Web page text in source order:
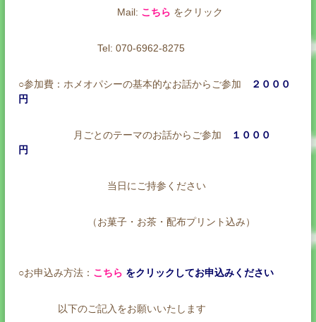
Mail: こちら をクリック
Tel: 070-6962-8275
○参加費： ホメオパシーの基本的なお話からご参加
２０００
円
月ごとのテーマのお話からご参加
１０００
円
当日にご持参ください
（お菓子・お茶・配布プリント込み）
○お申込み方法： こちら をクリックしてお申込みください
以下のご記入をお願いいたします